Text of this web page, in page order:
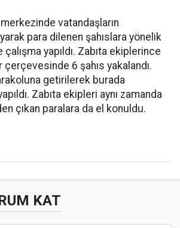
merkezinde vatandaşların
para dilenen şahıslara yönelik
yapıldı. Zabıta ekiplerince
çerçevesinde 6 şahıs yakalandı.
getirilerek burada
Zabıta ekipleri aynı zamanda
çıkan paralara da el konuldu.
KAT